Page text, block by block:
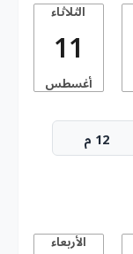
الثلاثاء
11
أغسطس
12 م
الأربعاء